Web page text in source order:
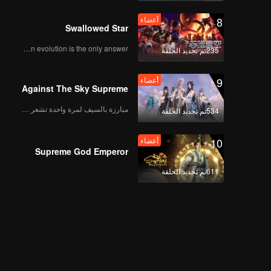
8
235تم تجديد الحلقة
أعضاء
Swallowed Star
Human evolution is the only answer.
9
534تم تجديد الحلقة
أعضاء
Against The Sky Supreme
10
611تم تجديد الحلقة
أعضاء
Supreme God Emperor